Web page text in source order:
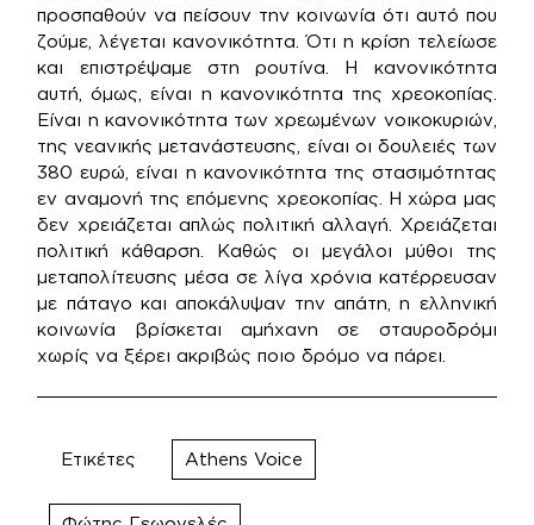
προσπαθούν να πείσουν την κοινωνία ότι αυτό που
ζούμε, λέγεται κανονικότητα. Ότι η κρίση τελείωσε
και επιστρέψαμε στη ρουτίνα. Η κανονικότητα
αυτή, όμως, είναι η κανονικότητα της χρεοκοπίας.
Είναι η κανονικότητα των χρεωμένων νοικοκυριών,
της νεανικής μετανάστευσης, είναι οι δουλειές των
380 ευρώ, είναι η κανονικότητα της στασιμότητας
εν αναμονή της επόμενης χρεοκοπίας. Η χώρα μας
δεν χρειάζεται απλώς πολιτική αλλαγή. Χρειάζεται
πολιτική κάθαρση. Καθώς οι μεγάλοι μύθοι της
μεταπολίτευσης μέσα σε λίγα χρόνια κατέρρευσαν
με πάταγο και αποκάλυψαν την απάτη, η ελληνική
κοινωνία βρίσκεται αμήχανη σε σταυροδρόμι
χωρίς να ξέρει ακριβώς ποιο δρόμο να πάρει.
Ετικέτες Athens Voice